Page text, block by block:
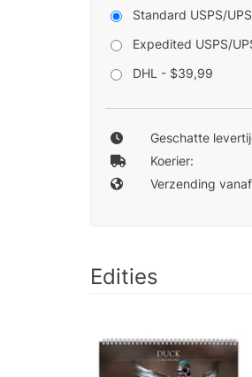
Standard USPS/
Expedited USPS/
DHL - $39,99
Geschatte
Koerier:
Verzending
Edities